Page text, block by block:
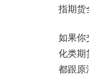
指期货
如果你
化类期
都跟原